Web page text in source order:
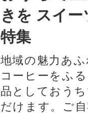
きを スイ
特集
地域の魅力あ
コーヒーをふ
品としておう
だけます。ご